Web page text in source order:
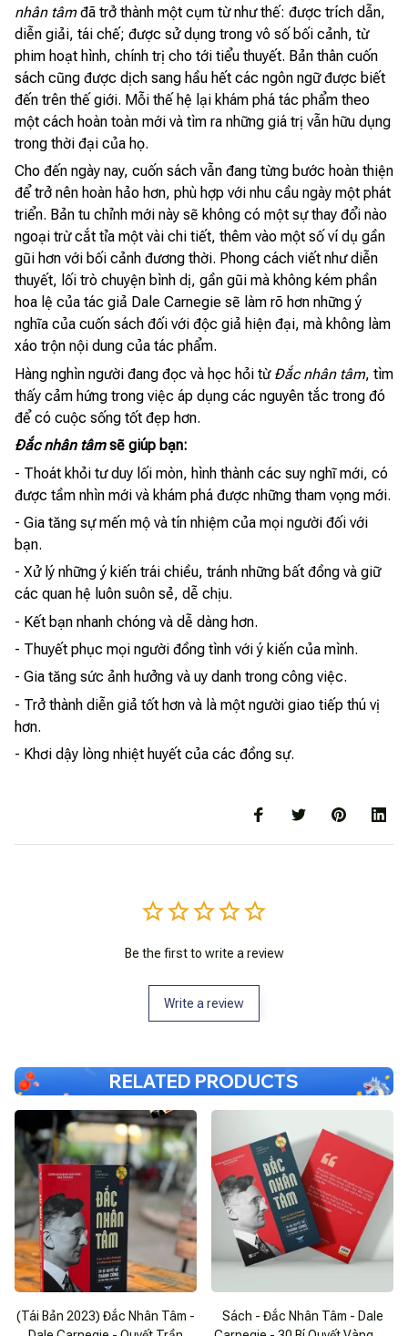
nhân tâmđã trở thành một cụm từ như thế: được trích dẫn,
diễn giải, tái chế; được sử dụng trong vô số bối cảnh, từ
phim hoạt hình, chính trị cho tới tiểu thuyết. Bản thân cuốn
sách cũng được dịch sang hầu hết các ngôn ngữ được biết
đến trên thế giới. Mỗi thế hệ lại khám phá tác phẩm theo
một cách hoàn toàn mới và tìm ra những giá trị vẫn hữu dụng
trong thời đại của họ.
Cho đến ngày nay, cuốn sách vẫn đang từng bước hoàn thiện
để trở nên hoàn hảo hơn, phù hợp với nhu cầu ngày một phát
triển. Bản tu chỉnh mới này sẽ không có một sự thay đổi nào
ngoại trừ cắt tỉa một vài chi tiết, thêm vào một số ví dụ gần
gũi hơn với bối cảnh đương thời. Phong cách viết như diễn
thuyết, lối trò chuyện bình dị, gần gũi mà không kém phần
hoa lệ của tác giả Dale Carnegie sẽ làm rõ hơn những ý
nghĩa của cuốn sách đối với độc giả hiện đại, mà không làm
xáo trộn nội dung của tác phẩm.
Hàng nghìn người đang đọc và học hỏi từ Đắc nhân tâm, tìm
thấy cảm hứng trong việc áp dụng các nguyên tắc trong đó
để có cuộc sống tốt đẹp hơn.
Đắc nhân tâmsẽ giúp bạn:
- Thoát khỏi tư duy lối mòn, hình thành các suy nghĩ mới, có
được tầm nhìn mới và khám phá được những tham vọng mới.
- Gia tăng sự mến mộ và tín nhiệm của mọi người đối với
bạn.
- Xử lý những ý kiến trái chiều, tránh những bất đồng và giữ
các quan hệ luôn suôn sẻ, dễ chịu.
- Kết bạn nhanh chóng và dễ dàng hơn.
- Thuyết phục mọi người đồng tình với ý kiến của mình.
- Gia tăng sức ảnh hưởng và uy danh trong công việc.
- Trở thành diễn giả tốt hơn và là một người giao tiếp thú vị
hơn.
- Khơi dậy lòng nhiệt huyết của các đồng sự.
Be the first to write a review
Write a review
RELATED PRODUCTS
(Tái Bản 2023) Đắc Nhân Tâm -
Sách - Đắc Nhân Tâm - Dale